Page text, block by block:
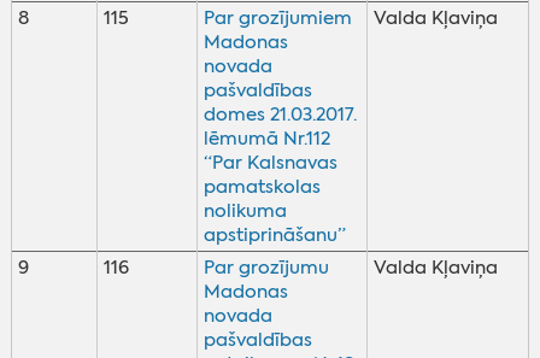
8 115
Par grozījumiem
Madonas
novada
pašvaldības
domes 21.03.2017.
lēmumā Nr.112
“Par Kalsnavas
pamatskolas
nolikuma
apstiprināšanu”
Valda Kļaviņa
9 116
Par grozījumu
Madonas
novada
pašvaldības
Valda Kļaviņa